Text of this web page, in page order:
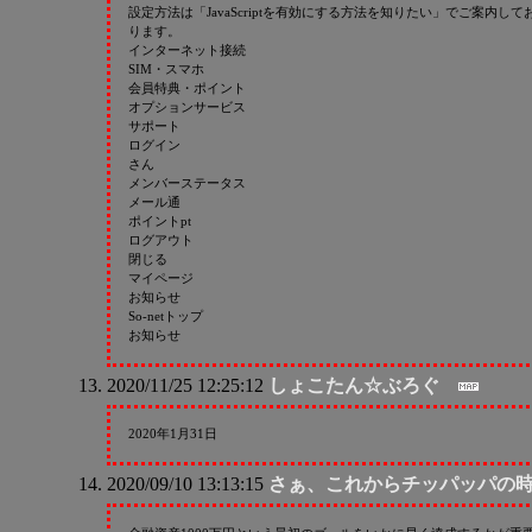
設定方法は「JavaScriptを有効にする方法を知りたい」でご案内して
ります。
インターネット接続
SIM・スマホ
会員特典・ポイント
オプションサービス
サポート
ログイン
さん
メンバーステータス
メール通
ポイントpt
ログアウト
閉じる
マイページ
お知らせ
So-netトップ
お知らせ
2020/11/25 12:25:12 しょこたん☆ぶろぐ
2020年1月31日
2020/09/10 13:13:15 さぁ、これからチッパッパの